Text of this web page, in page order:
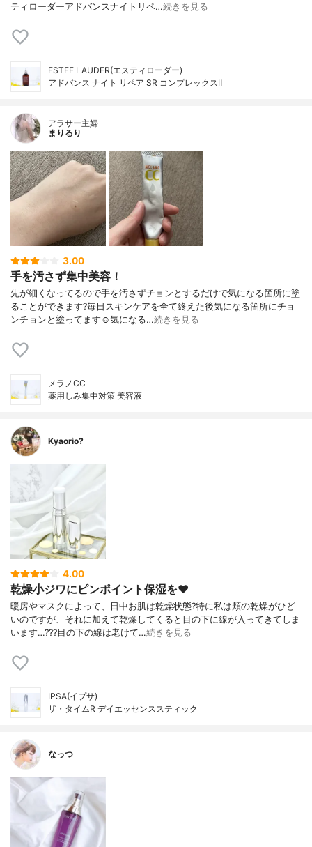
ティローダーアドバンスナイトリペ…続きを見る
ESTEE LAUDER(エスティローダー)
アドバンス ナイト リペア SR コンプレックスⅡ
アラサー主婦
まりるり
3.00
手を汚さず集中美容！
先が細くなってるので手を汚さずチョンとするだけで気になる箇所に塗
ることができます?毎日スキンケアを全て終えた後気になる箇所にチョ
ンチョンと塗ってます☺️気になる…続きを見る
メラノCC
薬用しみ集中対策 美容液
Kyaorio?
4.00
乾燥小ジワにピンポイント保湿を❤️
暖房やマスクによって、日中お肌は乾燥状態?特に私は頬の乾燥がひど
いのですが、それに加えて乾燥してくると目の下に線が入ってきてしま
います…???目の下の線は老けて…続きを見る
IPSA(イプサ)
ザ・タイムR デイエッセンススティック
なっつ